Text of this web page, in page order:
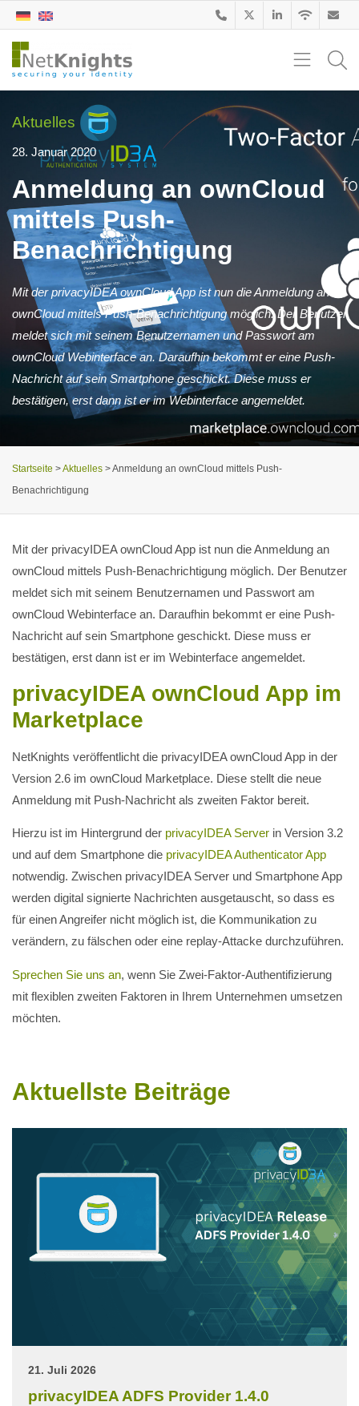
Aktuelles
28. Januar 2020
Anmeldung an ownCloud
mittels Push-
Benachrichtigung
Mit der privacyIDEA ownCloud App ist nun die Anmeldung an
ownCloud mittels Push-Benachrichtigung möglich. Der Benutzer
meldet sich mit seinem Benutzernamen und Passwort am
ownCloud Webinterface an. Daraufhin bekommt er eine Push-
Nachricht auf sein Smartphone geschickt. Diese muss er
bestätigen, erst dann ist er im Webinterface angemeldet.
Startseite >Aktuelles >Anmeldung an ownCloud mittels Push-
Benachrichtigung
Mit der privacyIDEA ownCloud App ist nun die Anmeldung an
ownCloud mittels Push-Benachrichtigung möglich. Der Benutzer
meldet sich mit seinem Benutzernamen und Passwort am
ownCloud Webinterface an. Daraufhin bekommt er eine Push-
Nachricht auf sein Smartphone geschickt. Diese muss er
bestätigen, erst dann ist er im Webinterface angemeldet.
privacyIDEA ownCloud App im
Marketplace
NetKnights veröffentlicht die privacyIDEA ownCloud App in der
Version 2.6 im ownCloud Marketplace. Diese stellt die neue
Anmeldung mit Push-Nachricht als zweiten Faktor bereit.
Hierzu ist im Hintergrund der privacyIDEA Server in Version 3.2
und auf dem Smartphone die privacyIDEA Authenticator App
notwendig. Zwischen privacyIDEA Server und Smartphone App
werden digital signierte Nachrichten ausgetauscht, so dass es
für einen Angreifer nicht möglich ist, die Kommunikation zu
verändern, zu fälschen oder eine replay-Attacke durchzuführen.
Sprechen Sie uns an, wenn Sie Zwei-Faktor-Authentifizierung
mit flexiblen zweiten Faktoren in Ihrem Unternehmen umsetzen
möchten.
Aktuellste Beiträge
21. Juli 2026
privacyIDEA ADFS Provider 1.4.0